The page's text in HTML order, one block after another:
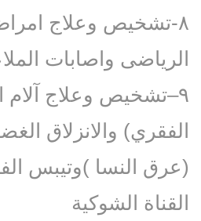
٨-تشخيص وعلاج
الرياضى واصابات
٩–تشخيص وعلاج آلام
الفقري) والانزلاق
(عرق النسا )وتيبس
القناة الشوكية